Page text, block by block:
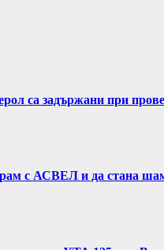
са задържани при
с АСВЕЛ и да стана